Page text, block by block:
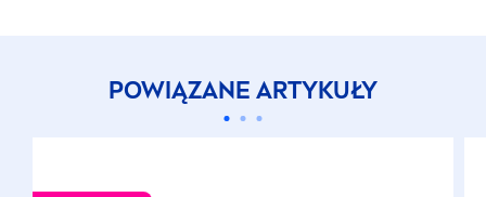
POWIĄZANE ARTYKUŁY